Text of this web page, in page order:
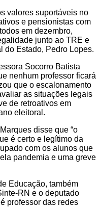
valores suportáveis no
e pensionistas com
em dezembro,
junto ao TRE e
do Estado, Pedro Lopes.
Socorro Batista
nenhum professor ficará
que o escalonamento
as situações legais
de retroativos em
eleitoral.
disse que “o
é certo e legítimo da
com os alunos que
pandemia e uma greve
Educação, também
RN e o deputado
professor das redes